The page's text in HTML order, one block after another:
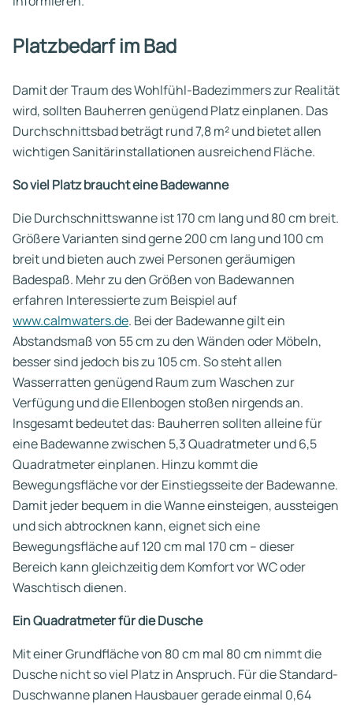
Platzbedarf im Bad
Damit der Traum des Wohlfühl-Badezimmers zur Realität
wird, sollten Bauherren genügend Platz einplanen. Das
Durchschnittsbad beträgt rund 7,8 m² und bietet allen
wichtigen Sanitärinstallationen ausreichend Fläche.
So viel Platz braucht eine Badewanne
Die Durchschnittswanne ist 170 cm lang und 80 cm breit.
Größere Varianten sind gerne 200 cm lang und 100 cm
breit und bieten auch zwei Personen geräumigen
Badespaß. Mehr zu den Größen von Badewannen
erfahren Interessierte zum Beispiel auf
www.calmwaters.de. Bei der Badewanne gilt ein
Abstandsmaß von 55 cm zu den Wänden oder Möbeln,
besser sind jedoch bis zu 105 cm. So steht allen
Wasserratten genügend Raum zum Waschen zur
Verfügung und die Ellenbogen stoßen nirgends an.
Insgesamt bedeutet das: Bauherren sollten alleine für
eine Badewanne zwischen 5,3 Quadratmeter und 6,5
Quadratmeter einplanen. Hinzu kommt die
Bewegungsfläche vor der Einstiegsseite der Badewanne.
Damit jeder bequem in die Wanne einsteigen, aussteigen
und sich abtrocknen kann, eignet sich eine
Bewegungsfläche auf 120 cm mal 170 cm – dieser
Bereich kann gleichzeitig dem Komfort vor WC oder
Waschtisch dienen.
Ein Quadratmeter für die Dusche
Mit einer Grundfläche von 80 cm mal 80 cm nimmt die
Dusche nicht so viel Platz in Anspruch. Für die Standard-
Duschwanne planen Hausbauer gerade einmal 0,64